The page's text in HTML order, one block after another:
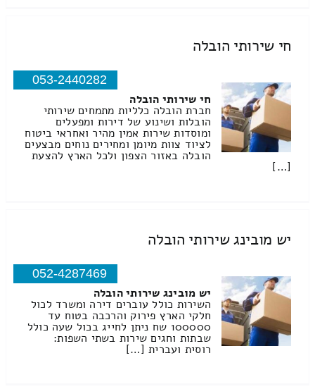
חי שירותי הובלה
053-2440282
חי שירותי הובלה
חברת הובלה כלליות מתמחים שירותי
הובלות ושינוע של דירות ומפעלים
ומוסדות שירות אמין מהיר ואחראי ביטוח
לציוד צוות מיומן ומחירים נוחים מבצעים
הובלה באזור הצפון ולכל הארץ להצעת
[…]
יש מובינג שירותי הובלה
052-4287469
יש מובינג שירותי הובלה
השירות כולל עוברים דירה ומשרד לכול
חלקי הארץ פירוק והרכבה בטוח עד
100000 שח ניתן לחייג בכול שעה כולל
שבתות וחגים שירות בשתי השפות:
רוסית ועברית […]